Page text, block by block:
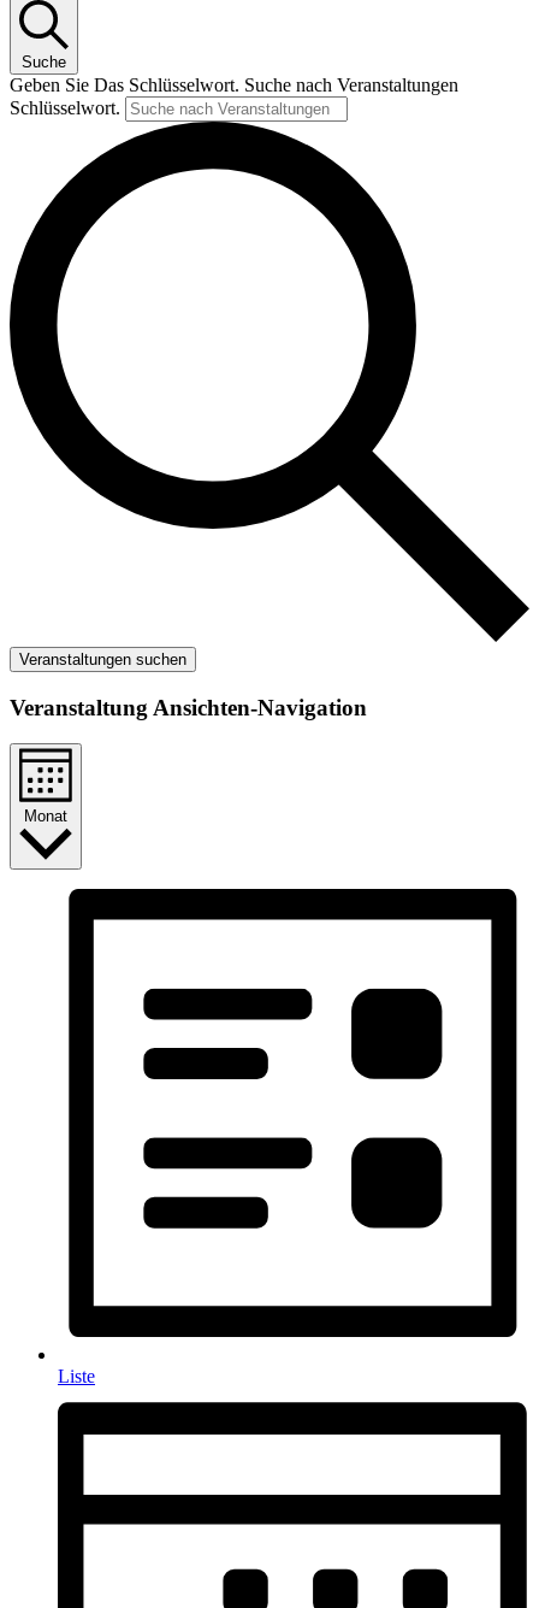
Suche
Geben Sie Das Schlüsselwort. Suche nach Veranstaltungen
Schlüsselwort.
Veranstaltungen suchen
Veranstaltung Ansichten-Navigation
Monat
Liste